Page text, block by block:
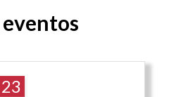
23